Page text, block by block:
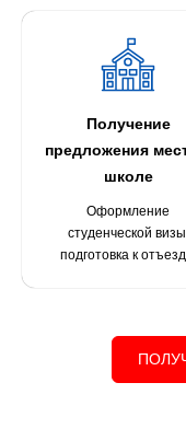
Получение
предложения
школе
Оформление
студенческой
подготовка к